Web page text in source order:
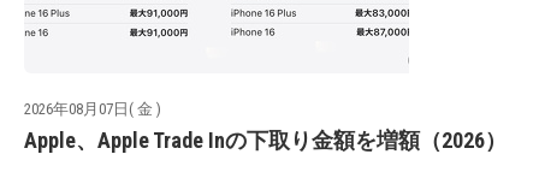
2026年08月07日( 金 )
Apple、Apple Trade Inの下取り金額を増額（2026）